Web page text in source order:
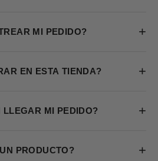
MI PEDIDO? +
EN ESTA TIENDA? +
LLEGAR MI PEDIDO? +
PRODUCTO? +